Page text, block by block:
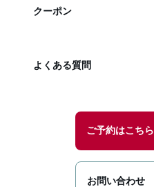
クーポン
よくある質問
ご予約はこちら
お問い合わせ